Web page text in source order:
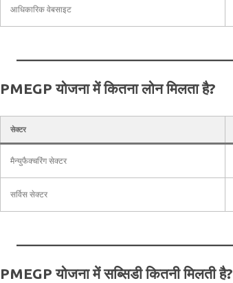
आधिकारिक वेबसाइट
PMEGP योजना में कितना लोन मिलता है?
सेक्टर
मैन्युफैक्चरिंग सेक्टर
सर्विस सेक्टर
PMEGP योजना में सब्सिडी कितनी मिलती है?